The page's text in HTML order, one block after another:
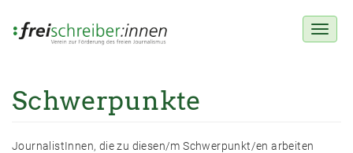
Direkt
zum
Toggle
Schwerpunkte
JournalistInnen, die zu diesen/m Schwerpunkt/en arbeiten